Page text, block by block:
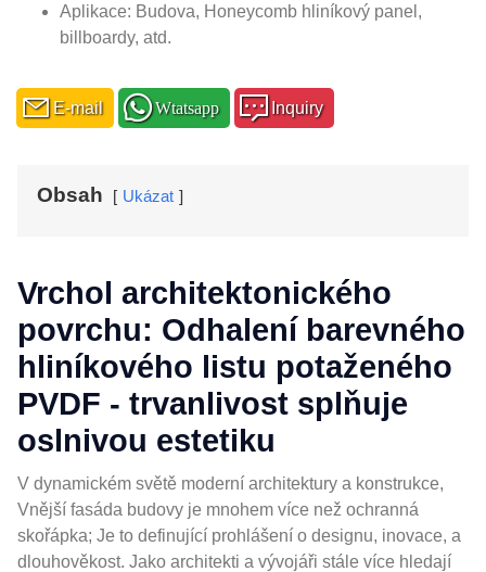
Aplikace: Budova, Honeycomb hliníkový panel,
billboardy, atd.
E-mail Wtatsapp Inquiry
Obsah Ukázat
Vrchol architektonického
povrchu: Odhalení barevného
hliníkového listu potaženého
PVDF - trvanlivost splňuje
oslnivou estetiku
V dynamickém světě moderní architektury a konstrukce,
Vnější fasáda budovy je mnohem více než ochranná
skořápka; Je to definující prohlášení o designu, inovace, a
dlouhověkost. Jako architekti a vývojáři stále více hledají